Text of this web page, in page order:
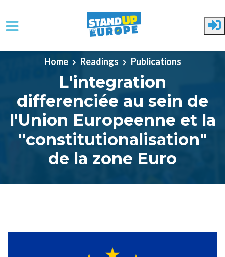
Skip to main content
Home Readings Publications
L'integration
differenciée au sein de
l'Union Europeenne et la
"constitutionalisation"
de la zone Euro